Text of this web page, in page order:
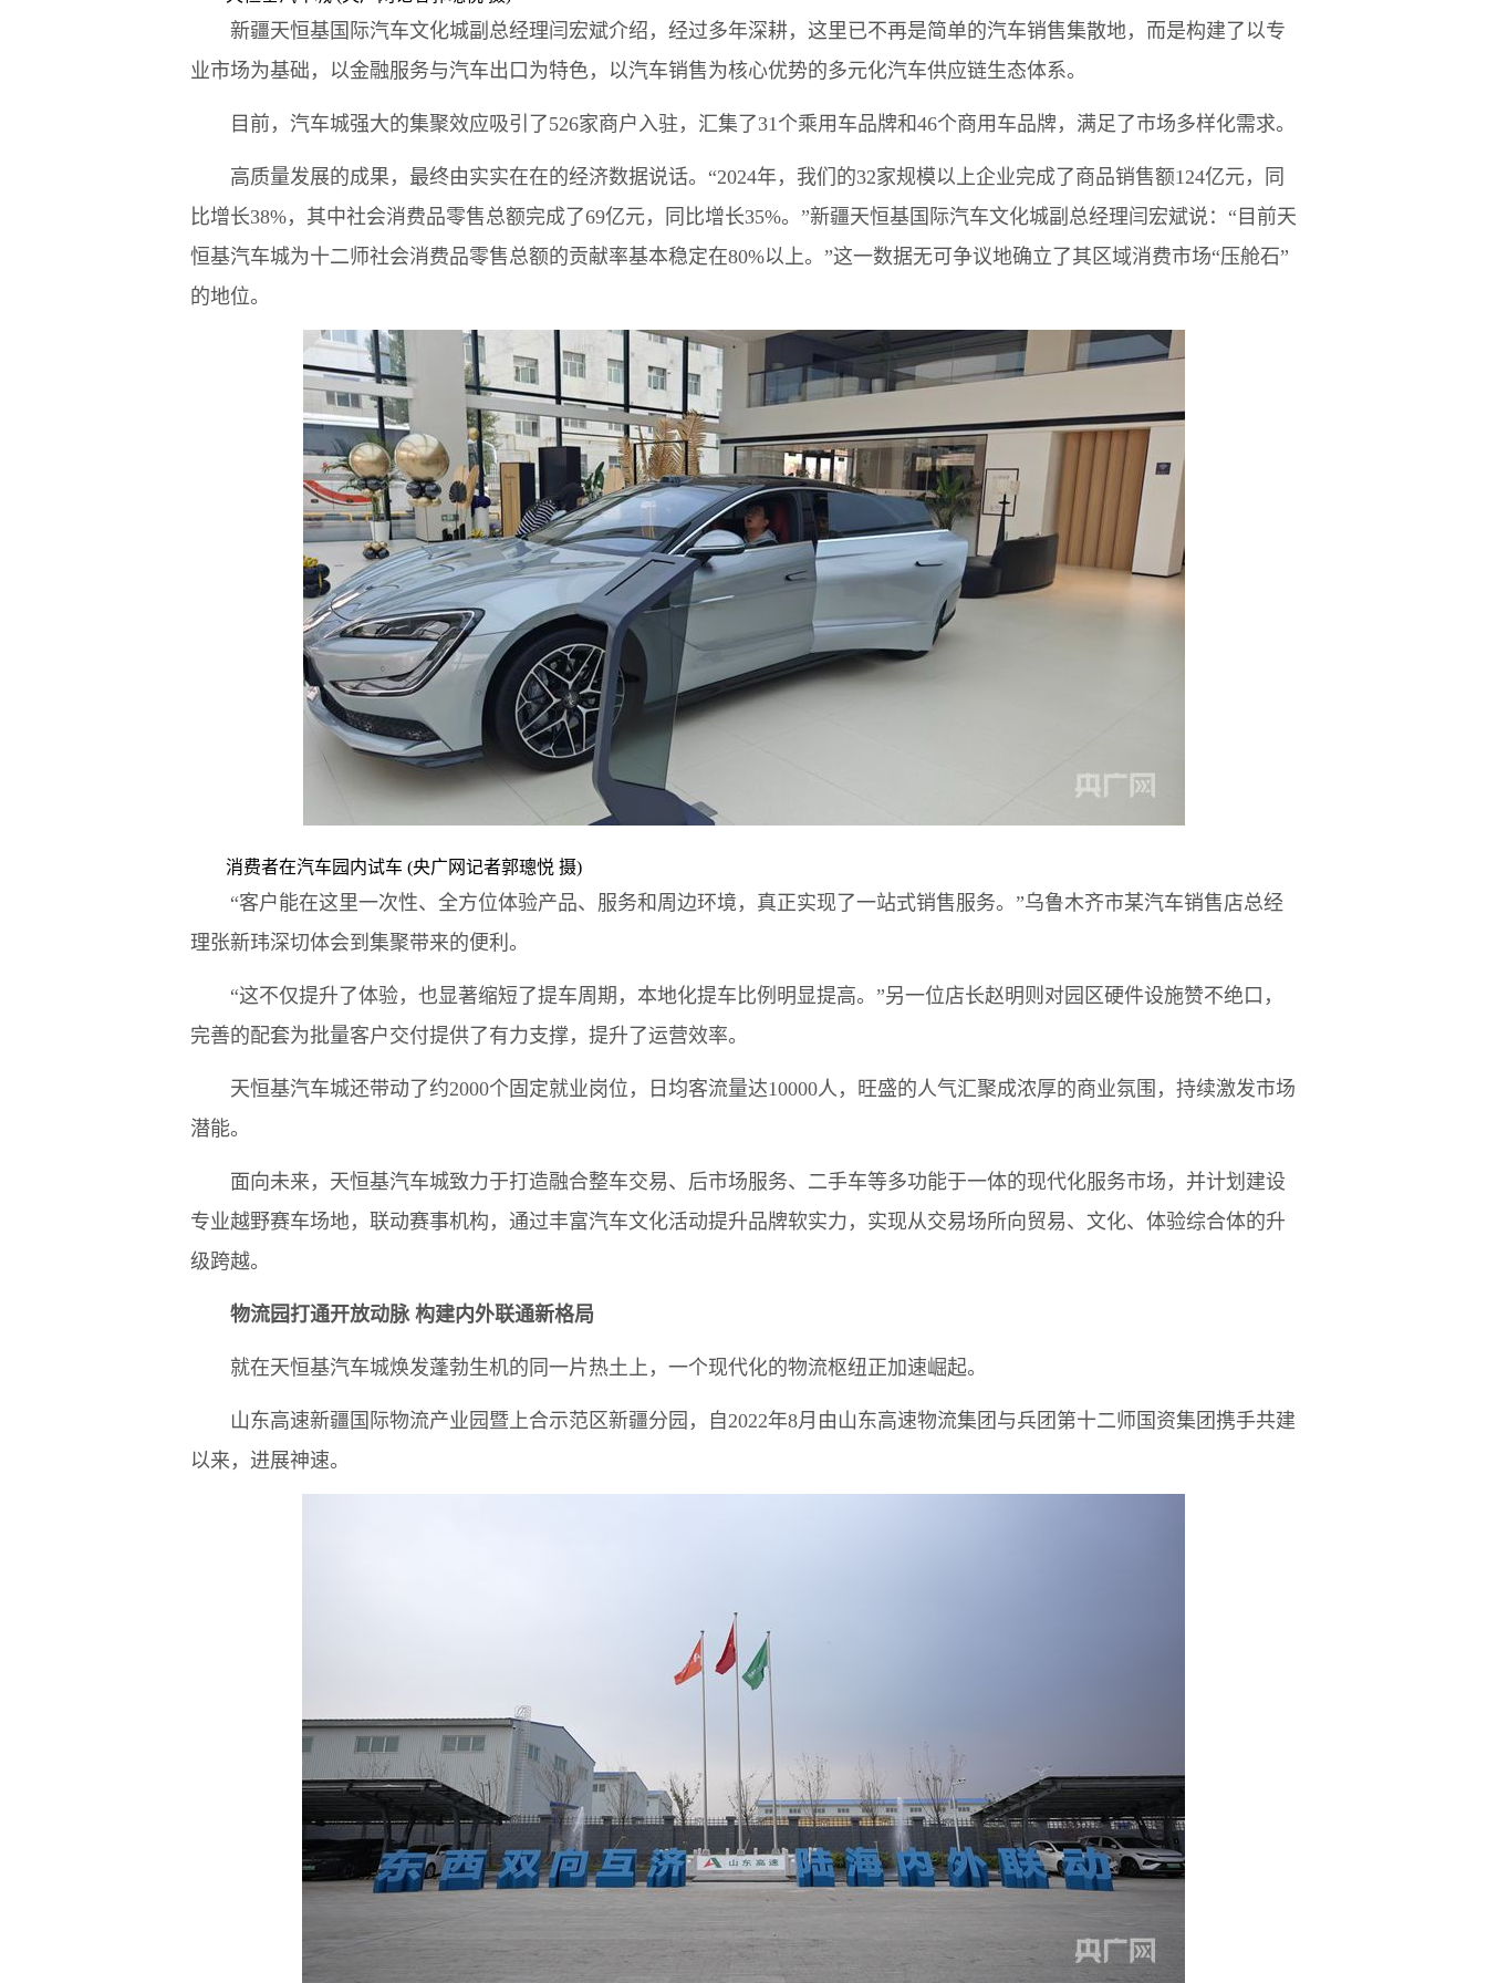
新疆天恒基国际汽车文化城副总经理闫宏斌介绍，经过多年深耕，这里已不再是简单的汽车销售集散地，而是构建了以专
业市场为基础，以金融服务与汽车出口为特色，以汽车销售为核心优势的多元化汽车供应链生态体系。
目前，汽车城强大的集聚效应吸引了526家商户入驻，汇集了31个乘用车品牌和46个商用车品牌，满足了市场多样化需求。
高质量发展的成果，最终由实实在在的经济数据说话。“2024年，我们的32家规模以上企业完成了商品销售额124亿元，同
比增长38%，其中社会消费品零售总额完成了69亿元，同比增长35%。”新疆天恒基国际汽车文化城副总经理闫宏斌说：“目前天
恒基汽车城为十二师社会消费品零售总额的贡献率基本稳定在80%以上。”这一数据无可争议地确立了其区域消费市场“压舱石”
的地位。
消费者在汽车园内试车 (央广网记者郭璁悦 摄)
“客户能在这里一次性、全方位体验产品、服务和周边环境，真正实现了一站式销售服务。”乌鲁木齐市某汽车销售店总经
理张新玮深切体会到集聚带来的便利。
“这不仅提升了体验，也显著缩短了提车周期，本地化提车比例明显提高。”另一位店长赵明则对园区硬件设施赞不绝口，
完善的配套为批量客户交付提供了有力支撑，提升了运营效率。
天恒基汽车城还带动了约2000个固定就业岗位，日均客流量达10000人，旺盛的人气汇聚成浓厚的商业氛围，持续激发市场
潜能。
面向未来，天恒基汽车城致力于打造融合整车交易、后市场服务、二手车等多功能于一体的现代化服务市场，并计划建设
专业越野赛车场地，联动赛事机构，通过丰富汽车文化活动提升品牌软实力，实现从交易场所向贸易、文化、体验综合体的升
级跨越。
物流园打通开放动脉 构建内外联通新格局
就在天恒基汽车城焕发蓬勃生机的同一片热土上，一个现代化的物流枢纽正加速崛起。
山东高速新疆国际物流产业园暨上合示范区新疆分园，自2022年8月由山东高速物流集团与兵团第十二师国资集团携手共建
以来，进展神速。